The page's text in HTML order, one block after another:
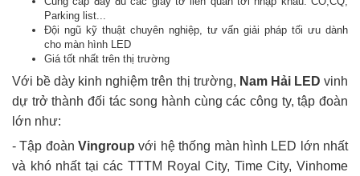
Parking list...
Đội ngũ kỹ thuật chuyên nghiệp, tư vấn giải pháp tối ưu dành
cho màn hình LED
Giá tốt nhất trên thị trường
Với bề dày kinh nghiệm trên thị trường, Nam Hải LED vinh
dự trở thành đối tác song hành cùng các công ty, tập đoàn
lớn như:
- Tập đoànVingroup với hệ thống màn hình LED lớn nhất
và khó nhất tại các TTTM Royal City, Time City, Vinhome